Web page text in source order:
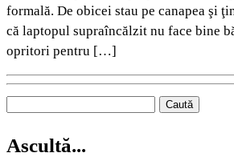
formală. De obicei stau pe canapea şi
că laptopul supraîncălzit nu face bine
opritori pentru […]
Ascultă...